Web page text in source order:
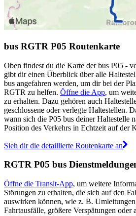
bus RGTR P05 Routenkarte
Oben findest du die Karte der bus P05 -
gibt dir einen Überblick über alle
bus angefahren werden, um dir bei der
RGTR zu helfen. Öffne die App, um
zu erhalten. Dazu gehören auch
geschlossene oder verlegte Haltestellen.
wann sich die P05 bus deiner Haltestelle
Position des Verkehrs in Echtzeit auf der
Sieh dir die detaillierte Routenkarte an
RGTR P05 bus
Öffne die Transit-App, um weitere
Störungen zu erhalten, die sich auf den
auswirken können, wie z. B.
Fahrtausfälle, größere Verspätungen oder